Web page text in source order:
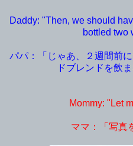
Daddy: "Then, we should
bottled two
パパ：「じゃあ、２週間前
ドブレンドを飲
Mommy: "Let
ママ：「写真